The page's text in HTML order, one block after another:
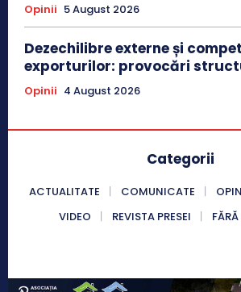
Opinii 5 August 2026
Dezechilibre externe și
exporturilor: provocări
Opinii 4 August 2026
Categorii
ACTUALITATE COMUNICATE
VIDEO
REVISTA PRESEI